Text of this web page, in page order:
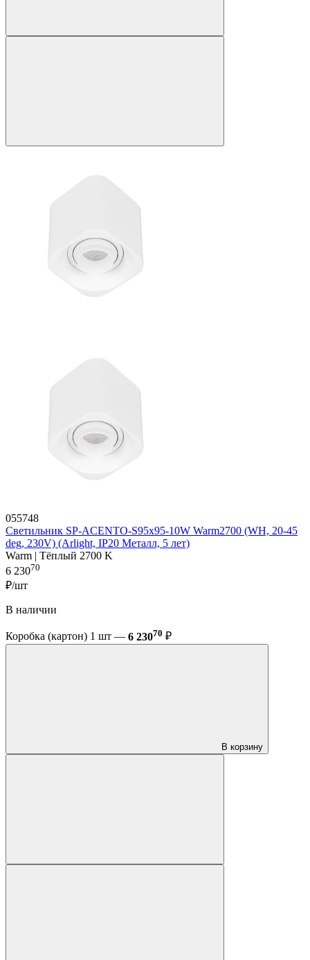
055748
Светильник SP-ACENTO-S95x95-10W Warm2700 (WH, 20-45
deg, 230V) (Arlight, IP20 Металл, 5 лет)
Warm | Тёплый 2700 K
6 23070
₽/шт
В наличии
Коробка (картон) 1 шт — 6 23070 ₽
В корзину